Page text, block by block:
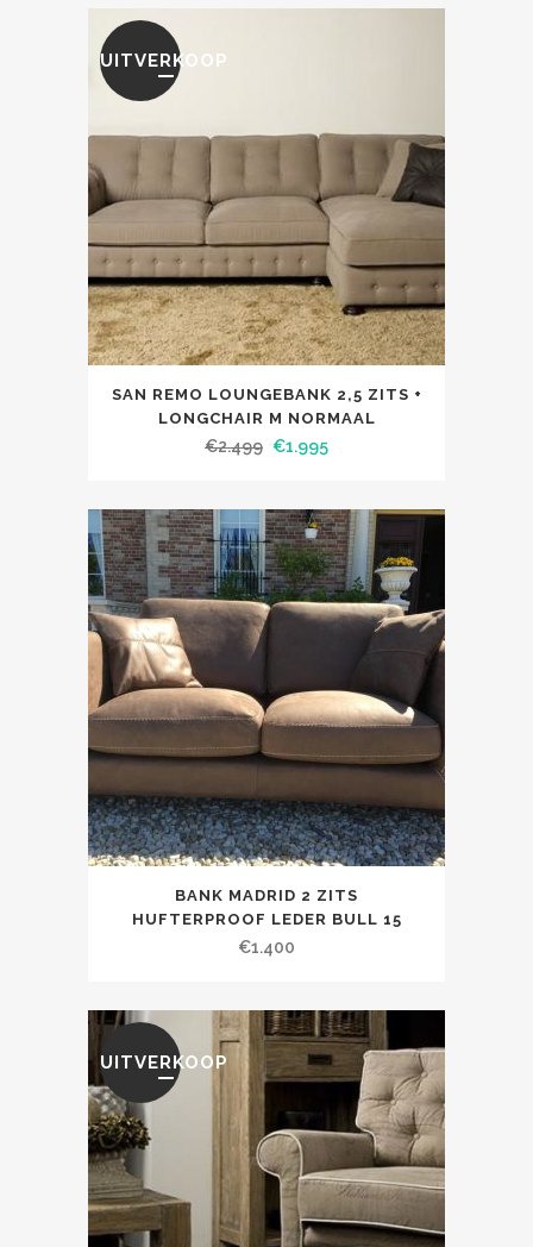
UITVERKOOP
SAN REMO LOUNGEBANK 2,5 ZITS +
LONGCHAIR M NORMAAL
€2.499 €1.995
BANK MADRID 2 ZITS
HUFTERPROOF LEDER BULL 15
€1.400
UITVERKOOP